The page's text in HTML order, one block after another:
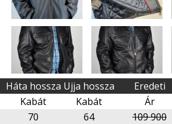
Háta hossza Ujja hossza Eredeti
Kabát Kabát Ár
70 64 109 900